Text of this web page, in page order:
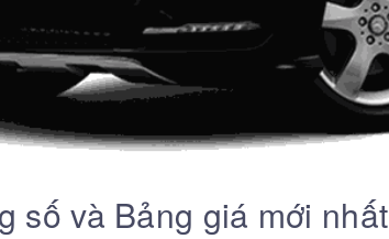
số và Bảng giá mới nhất